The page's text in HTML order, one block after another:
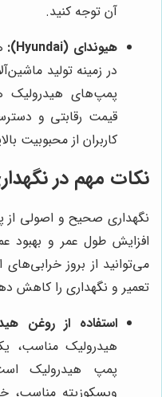
آن توجه کنید.
هیوندای (Hyundai):
در زمینه تولید
پمپ‌های هیدرولیک
قیمت رقابتی و
کاربران از محبوبیت
نکات مهم در
نگهداری صحیح و اصولی
افزایش طول عمر و بهبود
می‌توانید از بروز
تعمیر و نگهداری را کاهش
استفاده از روغن
هیدرولیک مناسب،
پمپ هیدرولیک
ویسکوزیته